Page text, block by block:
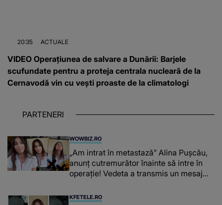
20:35 ACTUALE
VIDEO Operațiunea de salvare a Dunării: Barjele
scufundate pentru a proteja centrala nucleară de la
Cernavodă vin cu vești proaste de la climatologi
PARTENERI
WOWBIZ.RO
„Am intrat în metastază” Alina Pușcău,
anunț cutremurător înainte să intre în
operație! Vedeta a transmis un mesaj
KFETELE.RO